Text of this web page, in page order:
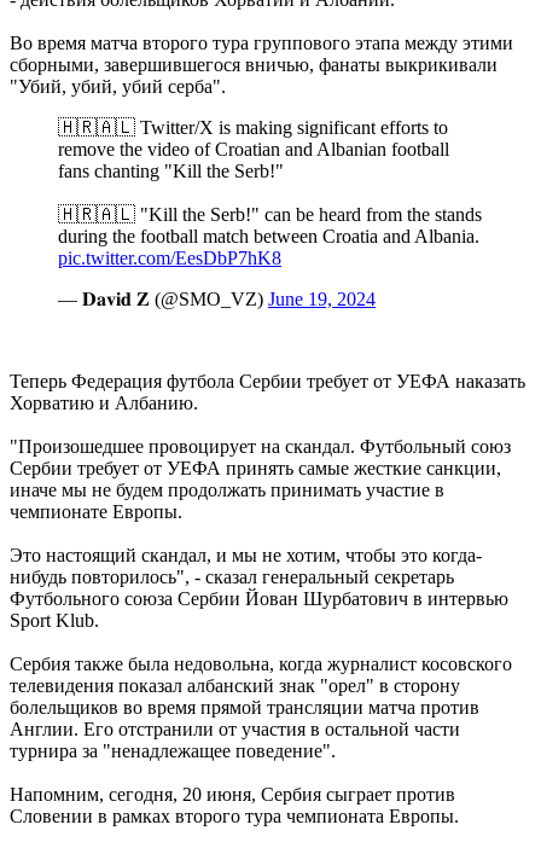
Во время матча второго тура группового этапа между этими
сборными, завершившегося вничью, фанаты выкрикивали
"Убий, убий, убий серба".
🇭🇷🇦🇱 Twitter/X is making significant efforts to
remove the video of Croatian and Albanian football
fans chanting "Kill the Serb!"
🇭🇷🇦🇱 "Kill the Serb!" can be heard from the stands
during the football match between Croatia and Albania.
pic.twitter.com/EesDbP7hK8
— 𝐃𝐚𝐯𝐢𝐝 𝐙 (@SMO_VZ) June 19, 2024
Теперь Федерация футбола Сербии требует от УЕФА наказать
Хорватию и Албанию.
"Произошедшее провоцирует на скандал. Футбольный союз
Сербии требует от УЕФА принять самые жесткие санкции,
иначе мы не будем продолжать принимать участие в
чемпионате Европы.
Это настоящий скандал, и мы не хотим, чтобы это когда-
нибудь повторилось", - сказал генеральный секретарь
Футбольного союза Сербии Йован Шурбатович в интервью
Sport Klub.
Сербия также была недовольна, когда журналист косовского
телевидения показал албанский знак "орел" в сторону
болельщиков во время прямой трансляции матча против
Англии. Его отстранили от участия в остальной части
турнира за "ненадлежащее поведение".
Напомним, сегодня, 20 июня, Сербия сыграет против
Словении в рамках второго тура чемпионата Европы.